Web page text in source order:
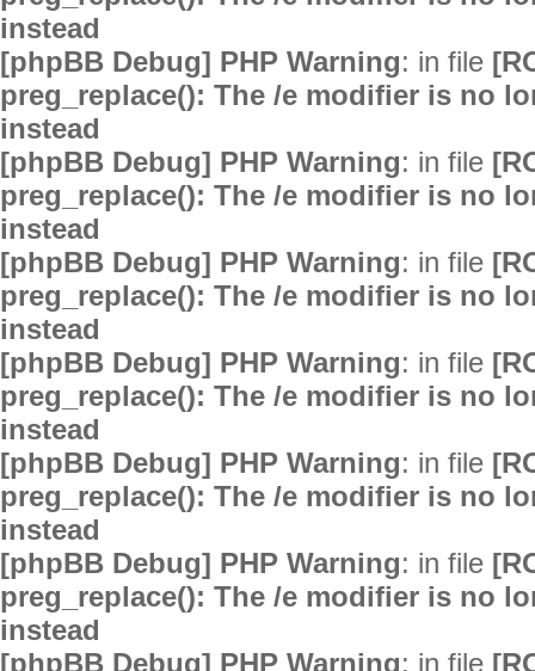
instead
[phpBB Debug] PHP Warning: in file
preg_replace(): The /e modifier is no
instead
[phpBB Debug] PHP Warning: in file
preg_replace(): The /e modifier is no
instead
[phpBB Debug] PHP Warning: in file
preg_replace(): The /e modifier is no
instead
[phpBB Debug] PHP Warning: in file
preg_replace(): The /e modifier is no
instead
[phpBB Debug] PHP Warning: in file
preg_replace(): The /e modifier is no
instead
[phpBB Debug] PHP Warning: in file
preg_replace(): The /e modifier is no
instead
[phpBB Debug] PHP Warning: in file